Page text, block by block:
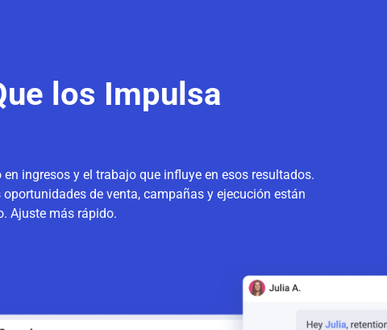
los Impulsa
ingresos y el trabajo que influye en esos resultados.
de venta, campañas y ejecución están
Ajuste más rápido.